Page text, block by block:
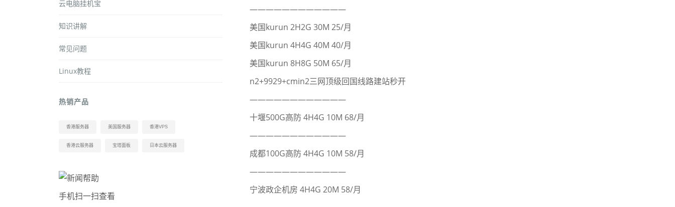
云电脑挂机宝
知识讲解
常见问题
Linux教程
热销产品
香港服务器 美国服务器 香港VPS
香港云服务器 宝塔面板 日本云服务器
手机扫一扫查看
————————————
美国kurun 2H2G 30M 25/月
美国kurun 4H4G 40M 40/月
美国kurun 8H8G 50M 65/月
n2+9929+cmin2三网顶级回国线路建站秒开
————————————
十堰500G高防 4H4G 10M 68/月
————————————
成都100G高防 4H4G 10M 58/月
————————————
宁波政企机房 4H4G 20M 58/月